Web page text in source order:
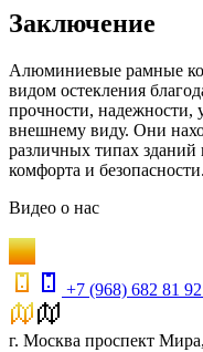
Заключение
Алюминиевые рамные
видом остекления
прочности, надежности,
внешнему виду. Они
различных типах
комфорта и безопасности.
Видео о нас
+7 (968) 682 81 92
г. Москва проспект